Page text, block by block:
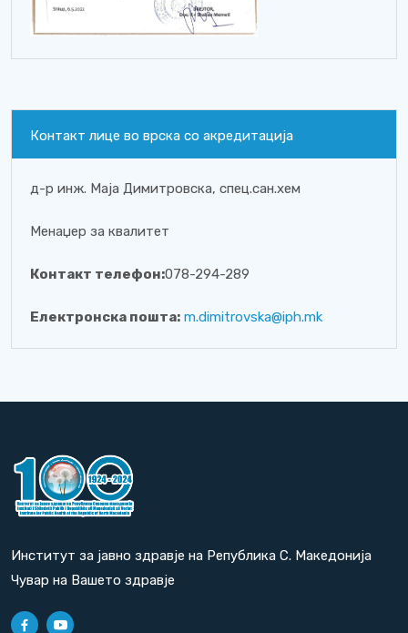
Контакт лице во врска со акредитација
д-р инж. Маја Димитровска, спец.сан.хем
Менаџер за квалитет
Контакт телефон:078-294-289
Електронска пошта: m.dimitrovska@iph.mk
Институт за јавно здравје на Република С. Македонија
Чувар на Вашето здравје